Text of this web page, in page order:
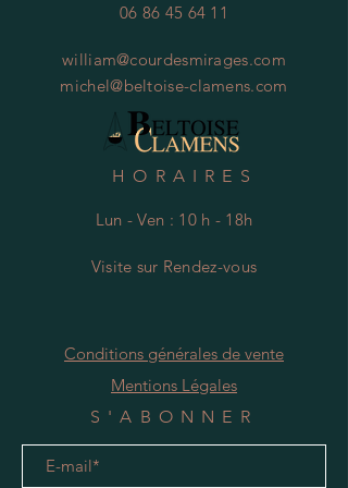
06 86 45 64 11
william@courdesmirages.com
michel@beltoise-clamens.com
HORAIRES
Lun - Ven : 10 h - 18h
Visite sur Rendez-vous
Conditions générales de vente
Mentions Légales
S'ABONNER